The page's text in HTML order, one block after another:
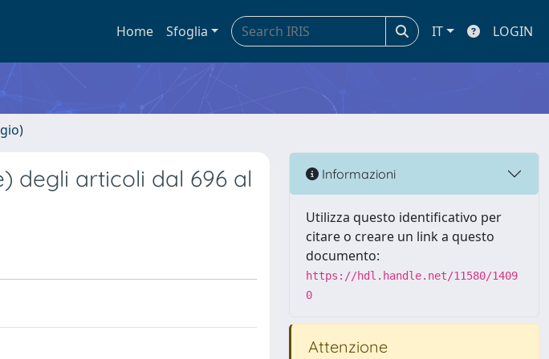
Home Sfoglia IT LOGIN
degli articoli dal 696 al
Informazioni
Utilizza questo identificativo per
citare o creare un link a questo
documento:
https://hdl.handle.net/11580/1409
0
Attenzione